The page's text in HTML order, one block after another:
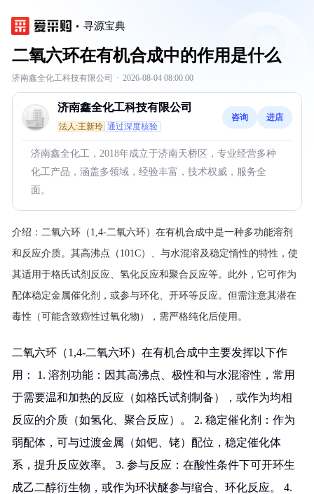
寻源宝典
二氧六环在有机合成中的作用是什么
济南鑫全化工科技有限公司 · 2026-08-04 08:00:00
济南鑫全化工科技有限公司
法人:王新玲 通过深度核验
咨询 进店
济南鑫全化工，2018年成立于济南天桥区，专业经营多种
化工产品，涵盖多领域，经验丰富，技术权威，服务全
面。
介绍： 二氧六环（1,4-二氧六环）在有机合成中是一种多功能溶剂
和反应介质。其高沸点（101C）、与水混溶及稳定惰性的特性，使
其适用于格氏试剂反应、氢化反应和聚合反应等。此外，它可作为
配体稳定金属催化剂，或参与环化、开环等反应。但需注意其潜在
毒性（可能含致癌性过氧化物），需严格纯化后使用。
二氧六环（1,4-二氧六环）在有机合成中主要发挥以下作
用： 1. 溶剂功能：因其高沸点、极性和与水混溶性，常用
于需要温和加热的反应（如格氏试剂制备），或作为均相
反应的介质（如氢化、聚合反应）。 2. 稳定催化剂：作为
弱配体，可与过渡金属（如钯、铑）配位，稳定催化体
系，提升反应效率。 3. 参与反应：在酸性条件下可开环生
成乙二醇衍生物，或作为环状醚参与缩合、环化反应。 4.